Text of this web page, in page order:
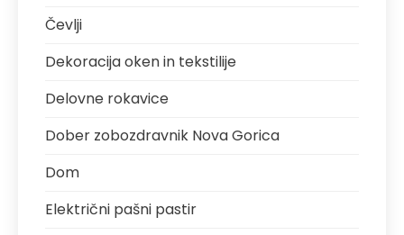
Čevlji
Dekoracija oken in tekstilije
Delovne rokavice
Dober zobozdravnik Nova Gorica
Dom
Električni pašni pastir